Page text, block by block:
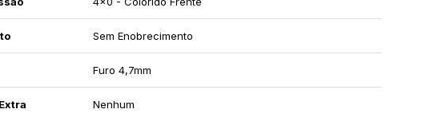
Sem Enobrecimento
Furo 4,7mm
Nenhum